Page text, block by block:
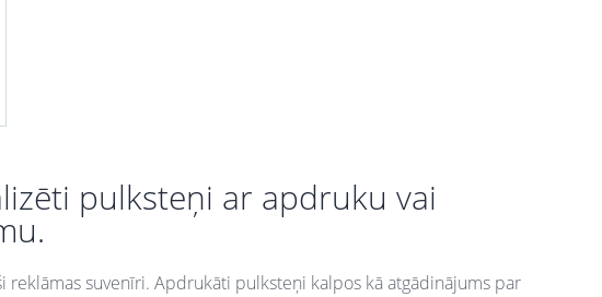
pulksteņi ar apdruku vai
reklāmas suvenīri. Apdrukāti pulksteņi kalpos kā atgādinājums par